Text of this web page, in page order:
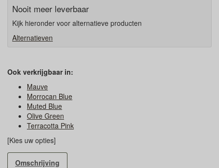
Nooit meer leverbaar
Kijk hieronder voor alternatieve producten
Alternatieven
Ook verkrijgbaar in:
Mauve
Morrocan Blue
Muted Blue
Olive Green
Terracotta Pink
[Kies uw opties]
Omschrijving